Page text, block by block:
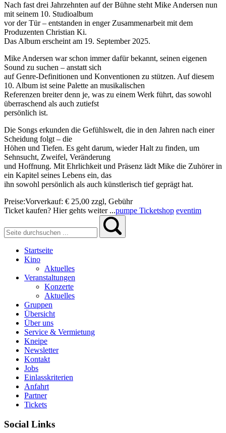
Nach fast drei Jahrzehnten auf der Bühne steht Mike Andersen nun
mit seinem 10. Studioalbum
vor der Tür – entstanden in enger Zusammenarbeit mit dem
Produzenten Christian Ki.
Das Album erscheint am 19. September 2025.
Mike Andersen war schon immer dafür bekannt, seinen eigenen
Sound zu suchen – anstatt sich
auf Genre-Definitionen und Konventionen zu stützen. Auf diesem
10. Album ist seine Palette an musikalischen
Referenzen breiter denn je, was zu einem Werk führt, das sowohl
überraschend als auch zutiefst
persönlich ist.
Die Songs erkunden die Gefühlswelt, die in den Jahren nach einer
Scheidung folgt – die
Höhen und Tiefen. Es geht darum, wieder Halt zu finden, um
Sehnsucht, Zweifel, Veränderung
und Hoffnung. Mit Ehrlichkeit und Präsenz lädt Mike die Zuhörer in
ein Kapitel seines Lebens ein, das
ihn sowohl persönlich als auch künstlerisch tief geprägt hat.
Preise:Vorverkauf: € 25,00 zzgl, Gebühr
Ticket kaufen? Hier gehts weiter ...pumpe Ticketshop eventim
Startseite
Kino
Aktuelles
Veranstaltungen
Konzerte
Aktuelles
Gruppen
Übersicht
Über uns
Service & Vermietung
Kneipe
Newsletter
Kontakt
Jobs
Einlasskriterien
Anfahrt
Partner
Tickets
Social Links